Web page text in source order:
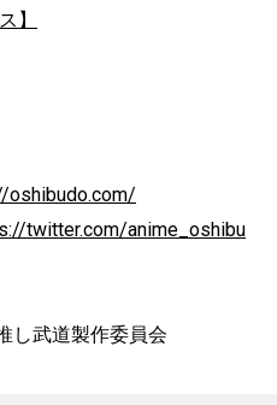
】
oshibudo.com/
twitter.com/anime_oshibu
し武道製作委員会